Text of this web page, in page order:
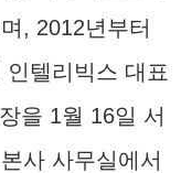
, 2012년부터
텔리빅스 대표
을 1월 16일 서
사 사무실에서